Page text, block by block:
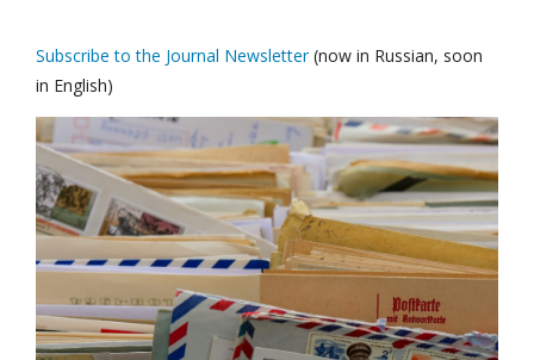
Subscribe to the Journal Newsletter(now in Russian, soon
in English)